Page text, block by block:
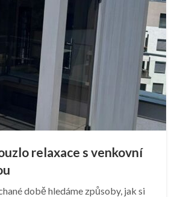
relaxace s venkovní
době hledáme způsoby, jak si